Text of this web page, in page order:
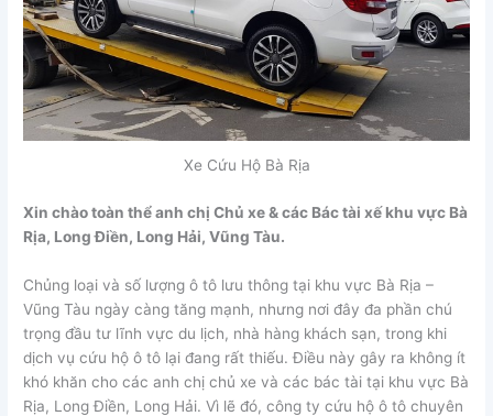
Xe Cứu Hộ Bà Rịa
Xin chào toàn thể anh chị Chủ xe & các Bác tài xế khu vực Bà
Rịa, Long Điền, Long Hải, Vũng Tàu.
Chủng loại và số lượng ô tô lưu thông tại khu vực Bà Rịa –
Vũng Tàu ngày càng tăng mạnh, nhưng nơi đây đa phần chú
trọng đầu tư lĩnh vực du lịch, nhà hàng khách sạn, trong khi
dịch vụ cứu hộ ô tô lại đang rất thiếu. Điều này gây ra không ít
khó khăn cho các anh chị chủ xe và các bác tài tại khu vực Bà
Rịa, Long Điền, Long Hải. Vì lẽ đó, công ty cứu hộ ô tô chuyên